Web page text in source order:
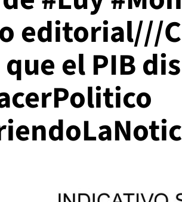
editorial///
el PIB